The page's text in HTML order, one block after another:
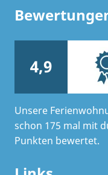
4,9
Unsere
schon 175 mal mit
Punkten bewertet.